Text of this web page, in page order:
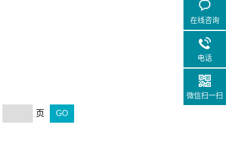
页
在线咨询
电话
微信扫一扫